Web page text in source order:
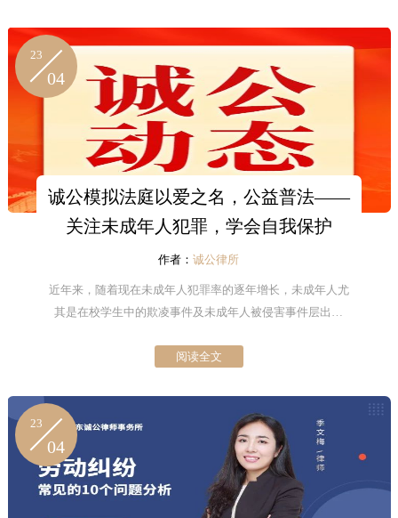
23
04
诚公模拟法庭以爱之名，公益普法——
关注未成年人犯罪，学会自我保护
作者：诚公律所
近年来，随着现在未成年人犯罪率的逐年增长，未成年人尤
其是在校学生中的欺凌事件及未成年人被侵害事件层出不
公模拟法庭联合深圳市梦想家科普教育中心，共同举办了一
师之模拟法庭》。活动分为三个板块“模拟法庭庭审”、“未成
年人保护法宣讲”、“小讲师们上台讲述活动感受”。
阅读全文
23
04